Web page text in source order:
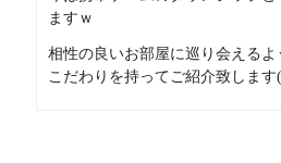
物件のクオリティと立地にこだわ
ますｗ
相性の良いお部屋に巡り会えるよ
こだわりを持ってご紹介致します